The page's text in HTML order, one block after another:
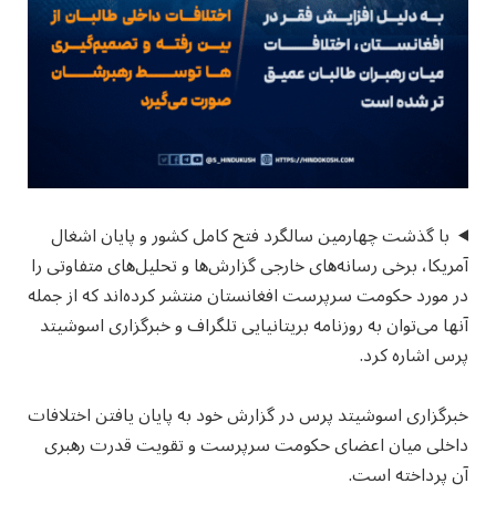
با گذشت چهارمین سالگرد فتح کامل کشور و پایان اشغال
آمریکا، برخی رسانه‌های خارجی گزارش‌ها و تحلیل‌های متفاوتی را
در مورد حکومت سرپرست افغانستان منتشر کرده‌اند که از جمله
آنها می‌توان به روزنامه بریتانیایی تلگراف و خبرگزاری اسوشیتد
پرس اشاره کرد.
خبرگزاری اسوشیتد پرس در گزارش خود به پایان یافتن اختلافات
داخلی میان اعضای حکومت سرپرست و تقویت قدرت رهبری
آن پرداخته است.